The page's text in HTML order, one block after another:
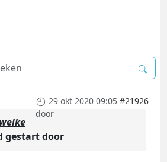
29 okt 2020 09:05 #21926
door
gestart door